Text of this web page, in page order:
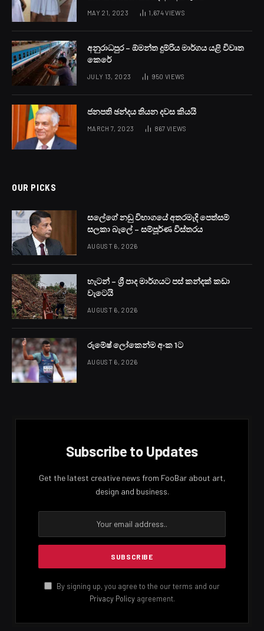
MAY 21, 2023 1,674VIEWS
අනුරාධපුර – ඕමන්ත දුම්රිය මාර්ගය යළි විවෘත
කෙරේ
JULY 13, 2023 950 VIEWS
ජනපති ඡන්දය තියන දවස කියයි
MARCH 7, 2023 867 VIEWS
OUR PICKS
සලේගේ නඩු විභාගයේ අතරමැදි පෙත්සම්
සලකා බැලේ – සම්පූර්ණ විස්තරය
AUGUST 6, 2026
හැටන් – ශ්‍රී පාද මාර්ගයට පස් කන්දක් කඩා
වැටෙයි
AUGUST 6, 2026
රුමේෂ් ලෝකෙන්ම අංක 1ට
AUGUST 6, 2026
Subscribe to Updates
Get the latest creative news from FooBar about art,
design and business.
By signing up, you agree to the our terms and our
Privacy Policyagreement.